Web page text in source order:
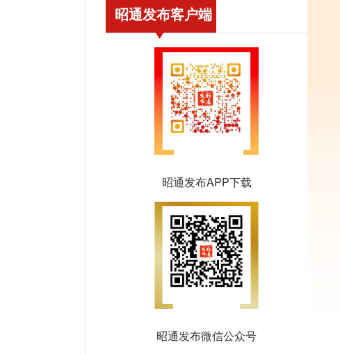
昭通发布客户端
昭通发布APP下载
昭通发布微信公众号